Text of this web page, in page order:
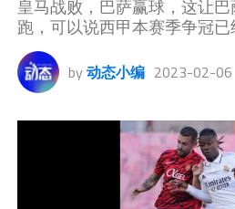
皇马战败，巴萨赢球，这让
跑，可以说西甲本赛季争冠已
by 动态小编 2023-02-06